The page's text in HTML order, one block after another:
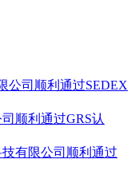
公司顺利通过SEDEX
顺利通过GRS认
有限公司顺利通过